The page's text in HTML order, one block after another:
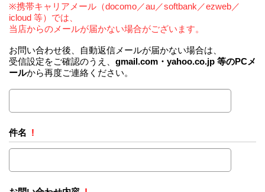
※携帯キャリアメール（docomo／au／softbank／ezweb／
icloud 等）では、
当店からのメールが届かない場合がございます。
お問い合わせ後、自動返信メールが届かない場合は、
受信設定をご確認のうえ、 gmail.com・yahoo.co.jp 等のPCメ
ールから再度ご連絡ください。
件名 !